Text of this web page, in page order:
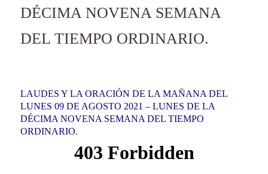
DÉCIMA NOVENA SEMANA
DEL TIEMPO ORDINARIO.
LAUDES Y LA ORACIÓN DE LA MAÑANA DEL
LUNES 09 DE AGOSTO 2021 – LUNES DE LA
DÉCIMA NOVENA SEMANA DEL TIEMPO
ORDINARIO.